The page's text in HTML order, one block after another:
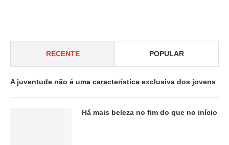
RECENTE POPULAR
A juventude não é uma característica exclusiva dos jovens
Há mais beleza no fim do que no início